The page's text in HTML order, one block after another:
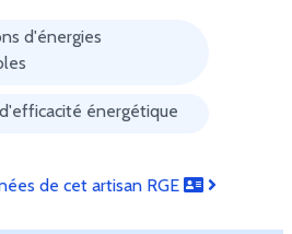
d'énergies
énergétique
de cet artisan RGE